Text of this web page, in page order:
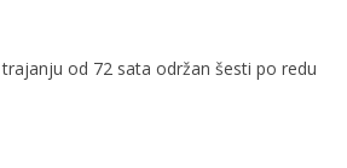
od 72 sata održan šesti po redu